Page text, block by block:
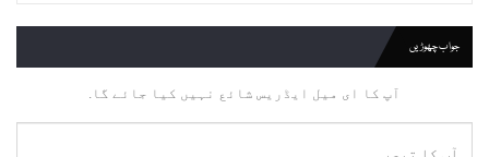
جواب چھوڑیں
آپ کا ای میل ایڈریس شائع نہیں کیا جائے گا.